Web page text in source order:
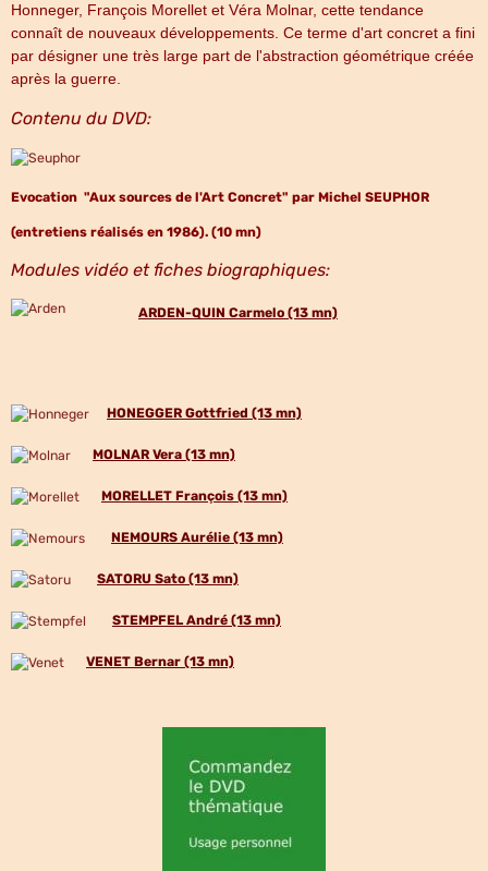
Honneger, François Morellet et Véra Molnar, cette tendance
connaît de nouveaux développements. Ce terme d'art concret a fini
par désigner une très large part de l'abstraction géométrique créée
après la guerre.
Contenu du DVD:
Evocation "Aux sources de l'Art Concret" par Michel SEUPHOR
(entretiens réalisés en 1986). (10 mn)
Modules vidéo et fiches biographiques:
ARDEN-QUIN Carmelo (13 mn)
HONEGGER Gottfried (13 mn)
MOLNAR Vera (13 mn)
MORELLET François (13 mn)
NEMOURS Aurélie (13 mn)
SATORU Sato (13 mn)
STEMPFEL André (13 mn)
VENET Bernar (13 mn)